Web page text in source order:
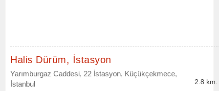
Halis Dürüm, İstasyon
Yarımburgaz Caddesi, 22 İstasyon, Küçükçekmece,
İstanbul
2.8 km.